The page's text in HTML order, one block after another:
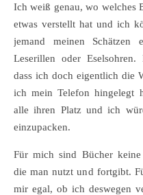
Ich weiß genau, wo welches
etwas verstellt hat und ich
jemand meinen Schätzen
Leserillen oder Eselsohren.
dass ich doch eigentlich die
ich mein Telefon hingelegt
alle ihren Platz und ich
einzupacken.
Für mich sind Bücher keine
die man nutzt und fortgibt.
mir egal, ob ich deswegen